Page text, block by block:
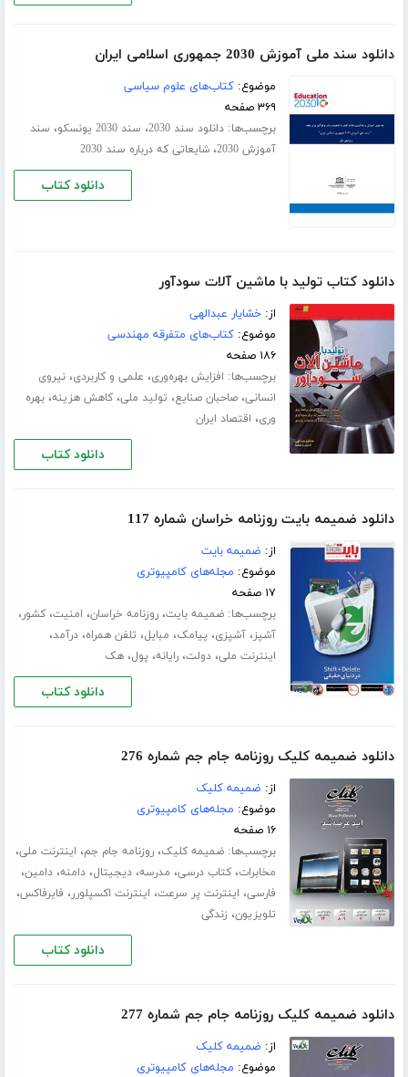
دانلود سند ملی آموزش 2030 جمهوری اسلامی ایران
موضوع:کتاب‌های علوم سیاسی
۳۶۹ صفحه
برچسب‌ها:دانلود سند 2030 ، سند 2030 یونسکو ، سند
آموزش 2030
،شایعاتی که درباره سند 2030
دانلود کتاب
دانلود کتاب تولید با ماشین آلات سودآور
از:خشایار عبدالهی
موضوع:کتاب‌های متفرقه مهندسی
۱۸۶ صفحه
برچسب‌ها: افزایش بهره‌وری، علمی و کاربردی،نیروی
انسانی،صاحبان صنایع، تولید ملی،کاهش هزینه،بهره
وری، اقتصاد ایران
دانلود کتاب
دانلود ضمیمه بایت روزنامه خراسان شماره 117
از: ضمیمه بایت
موضوع: مجله‌های کامپیوتری
۱۷ صفحه
برچسب‌ها:ضمیمه بایت،روزنامه خراسان، امنیت،کشور،
آشپز،آشپزی، پیامک، مبایل، تلفن همراه،درآمد،
اینترنت ملی،دولت،رایانه، پول،هک
دانلود کتاب
دانلود ضمیمه کلیک روزنامه جام جم شماره 276
از: ضمیمه کلیک
موضوع: مجله‌های کامپیوتری
۱۶ صفحه
برچسب‌ها:ضمیمه کلیک،روزنامه جام جم، اینترنت ملی،
مخابرات،کتاب درسی، مدرسه،دیجیتال،دامنه،دامین،
فارسی، اینترنت پر سرعت، اینترنت اکسپلورر، فایرفاکس،
تلویزیون، زندگی
دانلود کتاب
دانلود ضمیمه کلیک روزنامه جام جم شماره 277
از: ضمیمه کلیک
موضوع: مجله‌های کامپیوتری